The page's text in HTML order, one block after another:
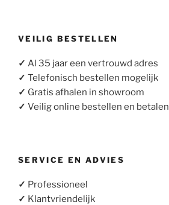
VEILIG BESTELLEN
✓ Al 35 jaar een vertrouwd adres
✓ Telefonisch bestellen mogelijk
✓ Gratis afhalen in showroom
✓ Veilig online bestellen en betalen
SERVICE EN ADVIES
✓ Professioneel
✓ Klantvriendelijk